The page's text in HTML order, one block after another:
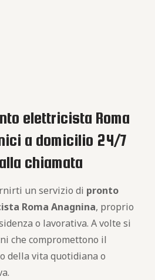
elettricista Roma
a domicilio 24/7
chiamata
un servizio di pronto
Roma Anagnina, proprio
o lavorativa. A volte si
che compromettono il
della vita quotidiana o